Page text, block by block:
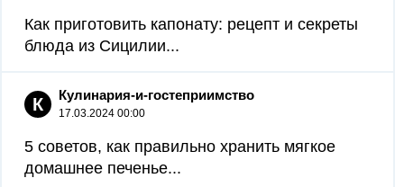
Как приготовить капонату: рецепт и секреты
блюда из Сицилии...
К Кулинария-и-гостеприимство
17.03.2024 00:00
5 советов, как правильно хранить мягкое
домашнее печенье...